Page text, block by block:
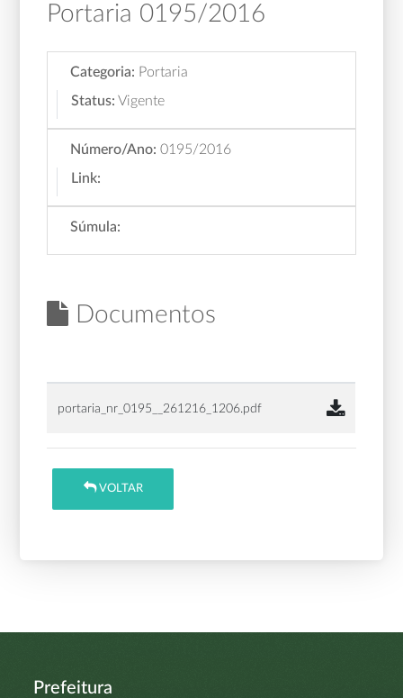
Portaria 0195/2016
Categoria: Portaria
Status: Vigente
Número/Ano: 0195/2016
Link:
Súmula:
Documentos
portaria_nr_0195__261216_1206.pdf
VOLTAR
Prefeitura